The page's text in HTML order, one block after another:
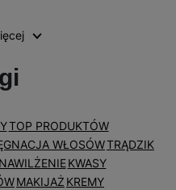
TOP PRODUKTÓW
WŁOSÓWTRĄDZIK
NAWILŻENIE KWASY
MAKIJAŻ KREMY